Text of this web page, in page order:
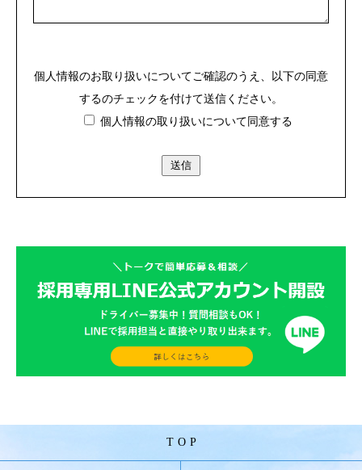
個人情報のお取り扱いについてご確認のうえ、以下の同意
するのチェックを付けて送信ください。
個人情報の取り扱いについて同意する
TOP